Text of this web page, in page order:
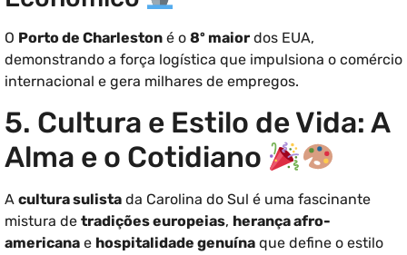
O Porto de Charleston é o 8º maior dos EUA,
demonstrando a força logística que impulsiona o comércio
internacional e gera milhares de empregos.
5. Cultura e Estilo de Vida: A
Alma e o Cotidiano
A cultura sulista da Carolina do Sul é uma fascinante
mistura de tradições europeias, herança afro-
americana e hospitalidade genuína que define o estilo